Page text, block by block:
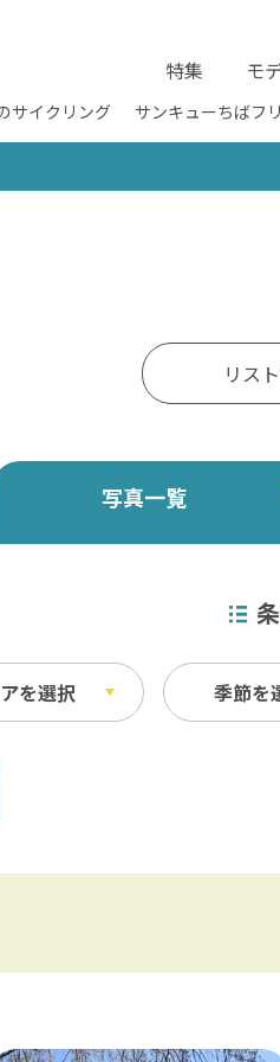
特集 モ
サイクリング サンキューちばフ
リス
写真一覧
を選択 季節を